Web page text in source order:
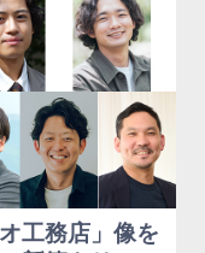
オ工務店」像を